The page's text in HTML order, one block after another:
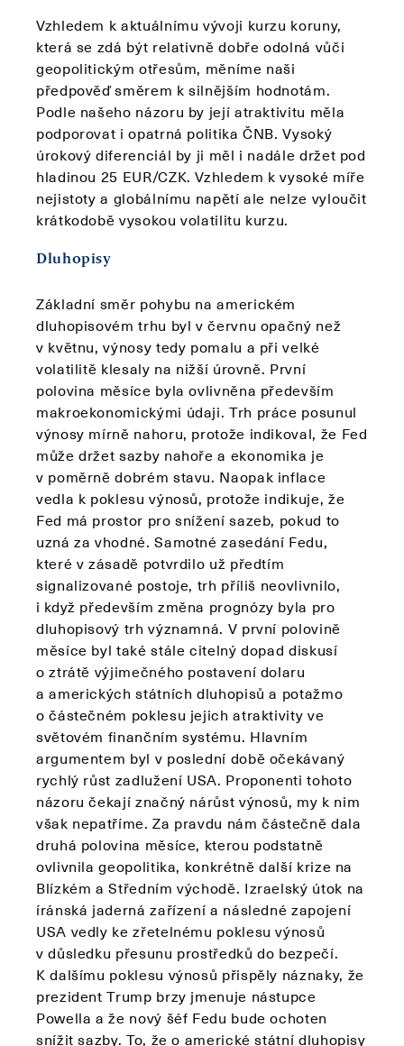
Vzhledem k aktuálnímu vývoji kurzu koruny,
která se zdá být relativně dobře odolná vůči
geopolitickým otřesům, měníme naši
předpověď směrem k silnějším hodnotám.
Podle našeho názoru by její atraktivitu měla
podporovat i opatrná politika ČNB. Vysoký
úrokový diferenciál by ji měl i nadále držet pod
hladinou 25 EUR/CZK. Vzhledem k vysoké míře
nejistoty a globálnímu napětí ale nelze vyloučit
krátkodobě vysokou volatilitu kurzu.
Dluhopisy
Základní směr pohybu na americkém
dluhopisovém trhu byl v červnu opačný než
v květnu, výnosy tedy pomalu a při velké
volatilitě klesaly na nižší úrovně. První
polovina měsíce byla ovlivněna především
makroekonomickými údaji. Trh práce posunul
výnosy mírně nahoru, protože indikoval, že Fed
může držet sazby nahoře a ekonomika je
v poměrně dobrém stavu. Naopak inflace
vedla k poklesu výnosů, protože indikuje, že
Fed má prostor pro snížení sazeb, pokud to
uzná za vhodné. Samotné zasedání Fedu,
které v zásadě potvrdilo už předtím
signalizované postoje, trh příliš neovlivnilo,
i když především změna prognózy byla pro
dluhopisový trh významná. V první polovině
měsíce byl také stále citelný dopad diskusí
o ztrátě výjimečného postavení dolaru
a amerických státních dluhopisů a potažmo
o částečném poklesu jejich atraktivity ve
světovém finančním systému. Hlavním
argumentem byl v poslední době očekávaný
rychlý růst zadlužení USA. Proponenti tohoto
názoru čekají značný nárůst výnosů, my k nim
však nepatříme. Za pravdu nám částečně dala
druhá polovina měsíce, kterou podstatně
ovlivnila geopolitika, konkrétně další krize na
Blízkém a Středním východě. Izraelský útok na
íránská jaderná zařízení a následné zapojení
USA vedly ke zřetelnému poklesu výnosů
v důsledku přesunu prostředků do bezpečí.
K dalšímu poklesu výnosů přispěly náznaky, že
prezident Trump brzy jmenuje nástupce
Powella a že nový šéf Fedu bude ochoten
snížit sazby. To, že o americké státní dluhopisy